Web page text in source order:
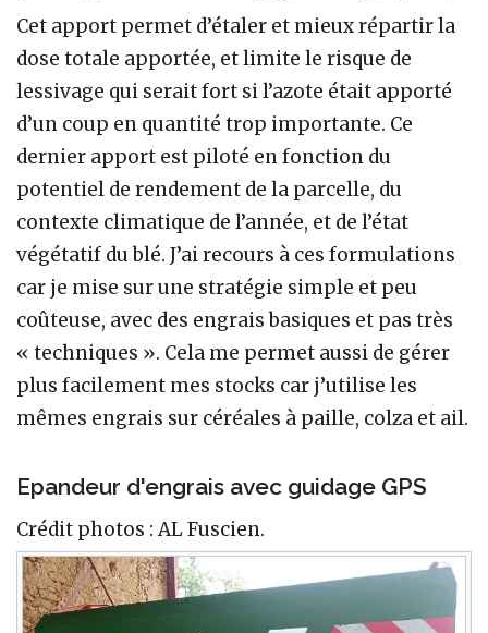
Cet apport permet d’étaler et mieux répartir la
dose totale apportée, et limite le risque de
lessivage qui serait fort si l’azote était apporté
d’un coup en quantité trop importante. Ce
dernier apport est piloté en fonction du
potentiel de rendement de la parcelle, du
contexte climatique de l’année, et de l’état
végétatif du blé. J’ai recours à ces formulations
car je mise sur une stratégie simple et peu
coûteuse, avec des engrais basiques et pas très
« techniques ». Cela me permet aussi de gérer
plus facilement mes stocks car j’utilise les
mêmes engrais sur céréales à paille, colza et ail.
Epandeur d'engrais avec guidage GPS
Crédit photos : AL Fuscien.